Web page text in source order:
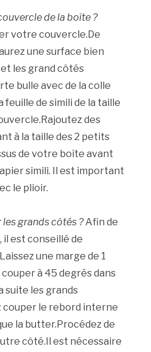
de la boîte ?
votre couvercle.De
une surface bien
et les grand côtés
bulle avec de la colle
feuille de simili de la taille
des
à la taille des 2 petits
de votre boîte avant
simili. Il est important
le plioir.
grands côtés ?Afin de
est conseillé de
une marge de 1
à 45 degrés dans
suite les grands
couper le rebord interne
la butter.Procédez de
côté.Il est nécessaire